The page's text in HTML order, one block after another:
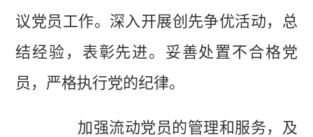
议党员工作。深入开展创先争优活动，总
结经验，表彰先进。妥善处置不合格党
员，严格执行党的纪律。
加强流动党员的管理和服务，及